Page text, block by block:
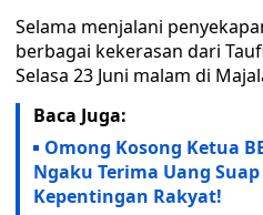
Selama menjalani
berbagai kekerasan dari
Selasa 23 Juni malam di
Baca Juga:
Omong Kosong Ketua
Ngaku Terima Uang
Kepentingan Rakyat!